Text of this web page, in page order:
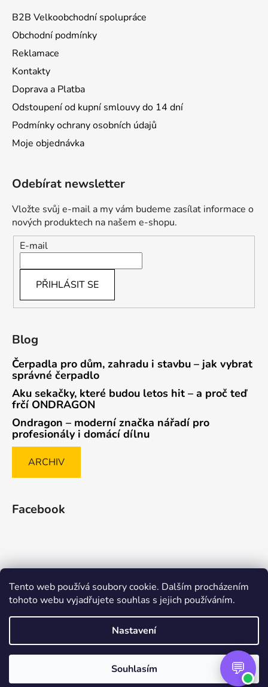
Tento web používá soubory cookie. Dalším procházením
tohoto webu vyjadřujete souhlas s jejich používáním.
Nastavení
Souhlasím
B2B Velkoobchodní spolupráce
Obchodní podmínky
Reklamace
Kontakty
Doprava a Platba
Odstoupení od kupní smlouvy do 14 dní
Podmínky ochrany osobních údajů
Moje objednávka
Odebírat newsletter
Vložte svůj e-mail a my vám budeme zasílat informace o
nových produktech na našem e-shopu.
E-mail
PŘIHLÁSIT SE
Blog
Čerpadla pro dům, zahradu i stavbu – jak vybrat
správné čerpadlo
Aku sekačky, které budou letos hit – a proč teď
frčí ONDRAGON
Ondragon – moderní značka nářadí pro
profesionály i domácí dílnu
ARCHIV
Facebook
Způsob ověřování recenzí
Vytvořil Shoptet Premium
nasenaradi.cz
. Všechna práva